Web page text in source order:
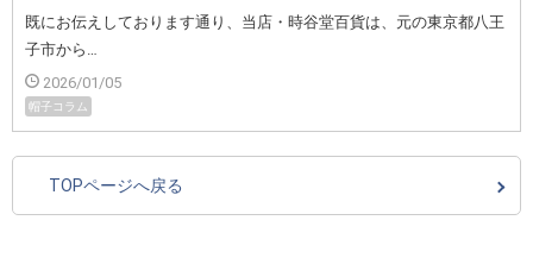
既にお伝えしております通り、当店・時谷堂百貨は、元の東京都八王
子市から…
2026/01/05
帽子コラム
TOPページへ戻る